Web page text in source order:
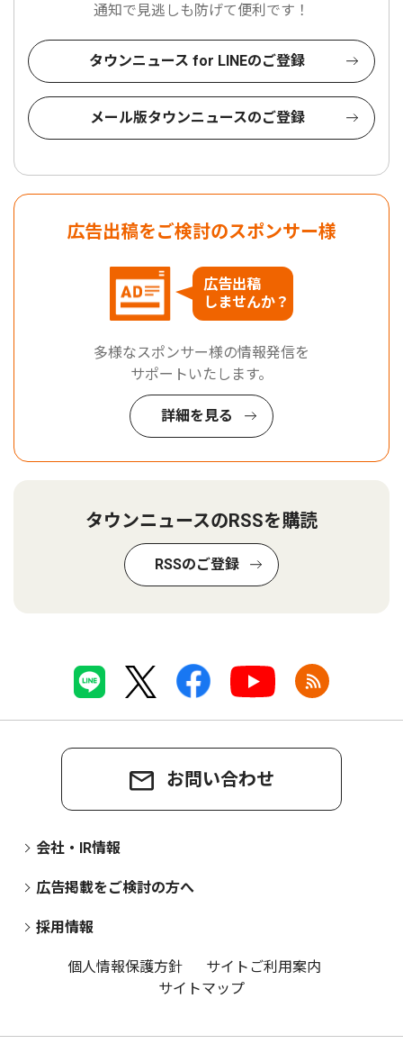
通知で見逃しも防げて便利です！
タウンニュース for LINEのご登録
メール版タウンニュースのご登録
広告出稿をご検討のスポンサー様
広告出稿
しませんか？
多様なスポンサー様の情報発信を
サポートいたします。
詳細を見る
タウンニュースのRSSを購読
RSSのご登録
お問い合わせ
会社・IR情報
広告掲載をご検討の方へ
採用情報
個人情報保護方針
サイトご利用案内
サイトマップ